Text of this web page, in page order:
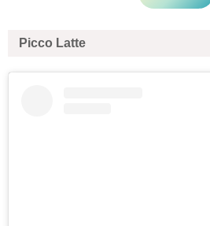
Picco Latte